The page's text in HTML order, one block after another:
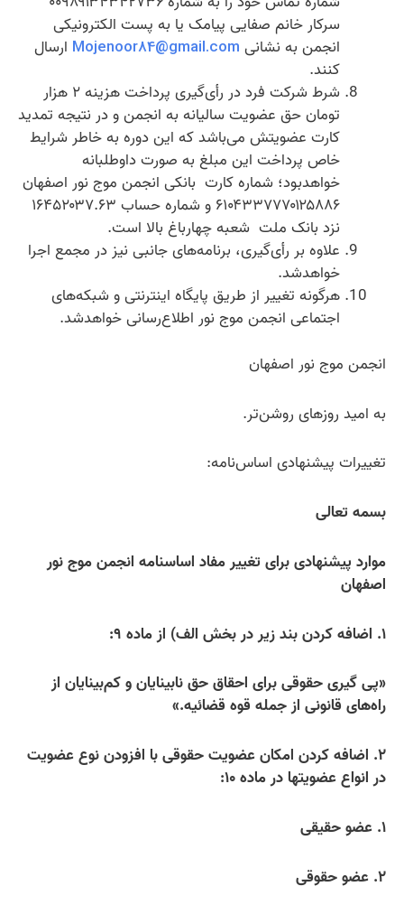
سرکار خانم صفایی پیامک یا به پست الکترونیکی
انجمن به نشانی Mojenoor84@gmail.com ارسال
کنند.
شرط شرکت فرد در رأی‌گیری پرداخت هزینه ۲ هزار
تومان حق عضویت سالیانه به انجمن و در نتیجه تمدید
کارت عضویتش می‌باشد که این دوره به خاطر شرایط
خاص پرداخت این مبلغ به صورت داوطلبانه
خواهدبود؛ شماره کارت بانکی انجمن موج نور اصفهان
۶۱۰۴۳۳۷۷۷۰۱۲۵۸۸۶ و شماره حساب ۱۶۴۵۲۰۳۷.۶۳
نزد بانک ملت شعبه چهارباغ بالا است.
علاوه بر رأی‌گیری، برنامه‌های جانبی نیز در مجمع اجرا
خواهدشد.
هرگونه تغییر از طریق پایگاه اینترنتی و شبکه‌های
اجتماعی انجمن موج نور اطلاع‌رسانی خواهدشد.
انجمن موج نور اصفهان
به امید روزهای روشن‌تر.
تغییرات پیشنهادی اساس‌نامه:
بسمه تعالی
موارد پیشنهادی برای تغییر مفاد اساسنامه انجمن موج نور
اصفهان
۱. اضافه کردن بند زیر در بخش الف) از ماده ۹:
«پی گیری حقوقی برای احقاق حق نابینایان و کم‌بینایان از
راه‌های قانونی از جمله قوه قضائیه.»
۲. اضافه کردن امکان عضویت حقوقی با افزودن نوع عضویت
در انواع عضویتها در ماده ۱۰:
۱. عضو حقیقی
۲. عضو حقوقی